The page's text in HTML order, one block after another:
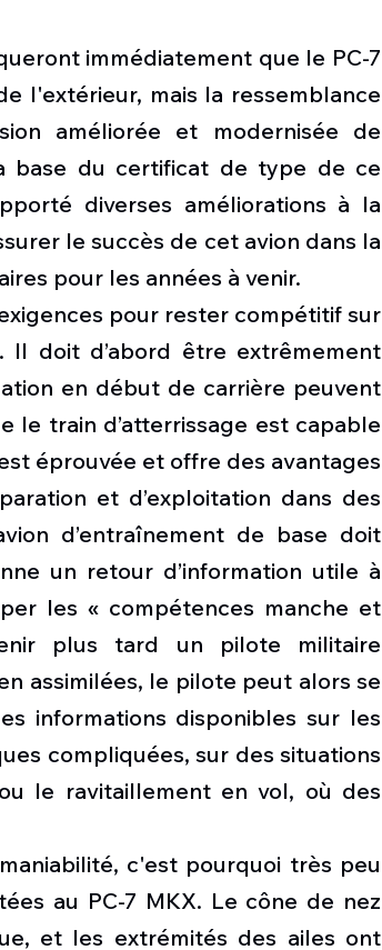
immédiatement que le PC-7
l'extérieur, mais la ressemblance
améliorée et modernisée de
base du certificat de type de ce
diverses améliorations à la
le succès de cet avion dans la
pour les années à venir.
pour rester compétitif sur
doit d’abord être extrêmement
en début de carrière peuvent
le train d’atterrissage est capable
éprouvée et offre des avantages
et d’exploitation dans des
d’entraînement de base doit
un retour d’information utile à
les « compétences manche et
plus tard un pilote militaire
assimilées, le pilote peut alors se
informations disponibles sur les
compliquées, sur des situations
le ravitaillement en vol, où des
c'est pourquoi très peu
au PC-7 MKX. Le cône de nez
et les extrémités des ailes ont